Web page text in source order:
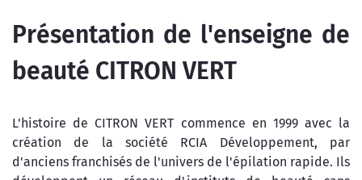
Présentation de l'enseigne de
beauté CITRON VERT
L'histoire de CITRON VERT commence en 1999 avec la
création de la société RCIA Développement, par
d'anciens franchisés de l'univers de l'épilation rapide. Ils